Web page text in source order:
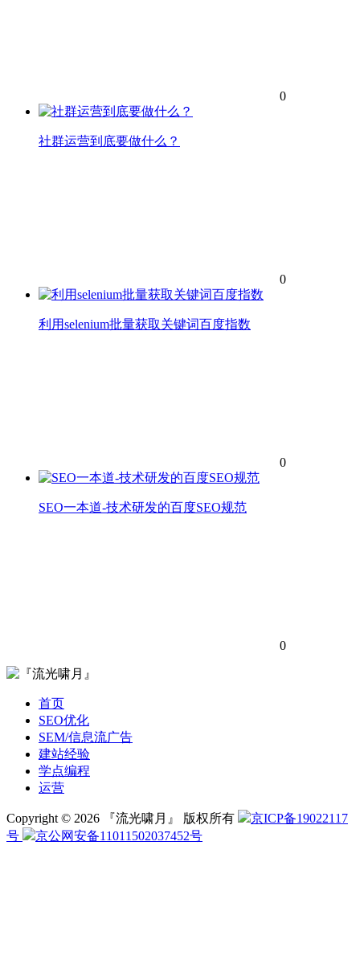
0
社群运营到底要做什么？
0
利用selenium批量获取关键词百度指数
0
SEO一本道-技术研发的百度SEO规范
0
首页
SEO优化
SEM/信息流广告
建站经验
学点编程
运营
Copyright © 2026 『流光啸月』 版权所有
京ICP备19022117
号
京公网安备11011502037452号